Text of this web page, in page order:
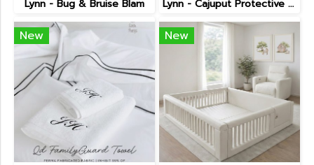
Lynn - Bug & Bruise Blam Lynn - Cajuput Protective Lotion
New New